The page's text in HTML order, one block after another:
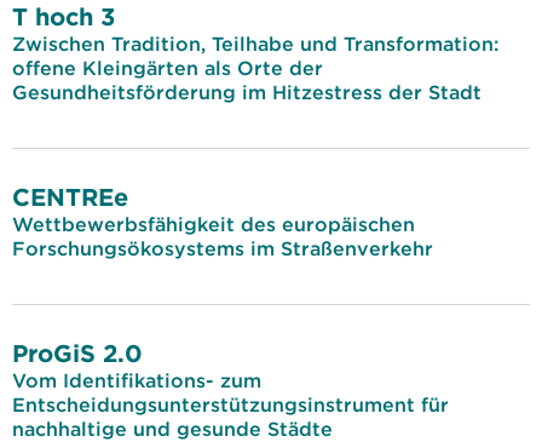
T hoch 3
Zwischen Tradition, Teilhabe und Transformation:
offene Kleingärten als Orte der
Gesundheitsförderung im Hitzestress der Stadt
CENTREe
Wettbewerbsfähigkeit des europäischen
Forschungsökosystems im Straßenverkehr
ProGiS 2.0
Vom Identifikations- zum
Entscheidungsunterstützungsinstrument für
nachhaltige und gesunde Städte